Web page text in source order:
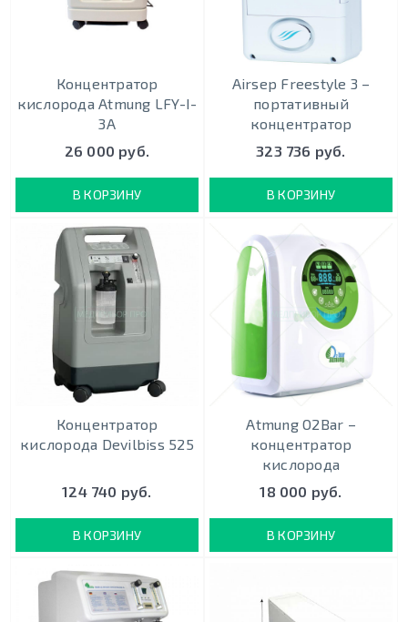
Концентратор
кислорода Atmung LFY-I-
3A
26 000 руб.
В КОРЗИНУ
Airsep Freestyle 3 –
портативный
концентратор
323 736 руб.
В КОРЗИНУ
Концентратор
кислорода Devilbiss 525
124 740 руб.
В КОРЗИНУ
Atmung O2Bar –
концентратор
кислорода
18 000 руб.
В КОРЗИНУ